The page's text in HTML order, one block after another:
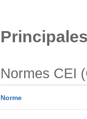
Normes CEI
Norme